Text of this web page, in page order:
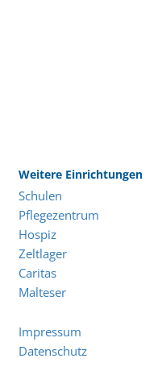
Weitere Einrichtungen
Schulen
Pflegezentrum
Hospiz
Zeltlager
Caritas
Malteser
Impressum
Datenschutz